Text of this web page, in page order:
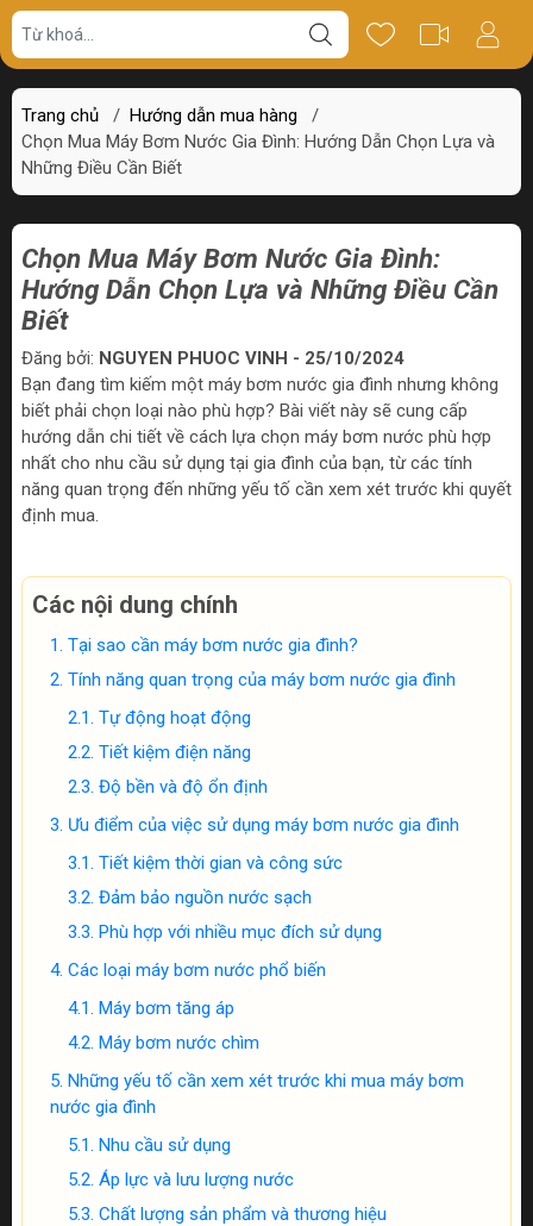
Trang chủ / Hướng dẫn mua hàng
/
Chọn Mua Máy Bơm Nước Gia Đình: Hướng Dẫn Chọn Lựa và
Những Điều Cần Biết
Chọn Mua Máy Bơm Nước Gia Đình:
Hướng Dẫn Chọn Lựa và Những Điều Cần
Biết
Đăng bởi: NGUYEN PHUOC VINH - 25/10/2024
Bạn đang tìm kiếm một máy bơm nước gia đình nhưng không
biết phải chọn loại nào phù hợp? Bài viết này sẽ cung cấp
hướng dẫn chi tiết về cách lựa chọn máy bơm nước phù hợp
nhất cho nhu cầu sử dụng tại gia đình của bạn, từ các tính
năng quan trọng đến những yếu tố cần xem xét trước khi quyết
định mua.
Các nội dung chính
Tại sao cần máy bơm nước gia đình?
Tính năng quan trọng của máy bơm nước gia đình
Tự động hoạt động
Tiết kiệm điện năng
Độ bền và độ ổn định
Ưu điểm của việc sử dụng máy bơm nước gia đình
Tiết kiệm thời gian và công sức
Đảm bảo nguồn nước sạch
Phù hợp với nhiều mục đích sử dụng
Các loại máy bơm nước phổ biến
Máy bơm tăng áp
Máy bơm nước chìm
Những yếu tố cần xem xét trước khi mua máy bơm
nước gia đình
Nhu cầu sử dụng
Áp lực và lưu lượng nước
Chất lượng sản phẩm và thương hiệu